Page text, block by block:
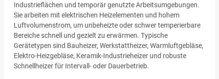
Industrieflächen und temporär genutzte Arbeitsumgebungen.
Sie arbeiten mit elektrischen Heizelementen und hohem
Luftvolumenstrom, um unbeheizte oder schwer temperierbare
Bereiche schnell und gezielt zu erwärmen. Typische
Gerätetypen sind Bauheizer, Werkstattheizer, Warmluftgebläse,
Elektro-Heizgebläse, Keramik-Industrieheizer und robuste
Schnellheizer für Intervall- oder Dauerbetrieb.